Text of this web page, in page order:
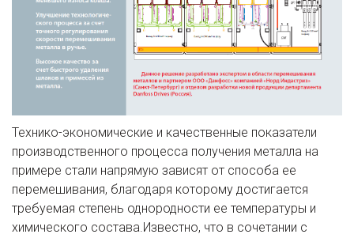
Технико-экономические и качественные показатели
производственного процесса получения металла на
примере стали напрямую зависят от способа ее
перемешивания, благодаря которому достигается
требуемая степень однородности ее температуры и
химического состава.Известно, что в сочетании с